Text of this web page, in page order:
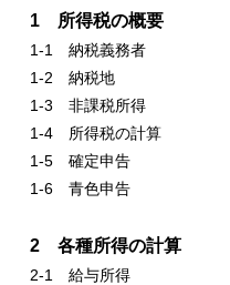
1 所得税の概要
1-1 納税義務者
1-2 納税地
1-3 非課税所得
1-4 所得税の計算
1-5 確定申告
1-6 青色申告
2 各種所得の計算
2-1 給与所得